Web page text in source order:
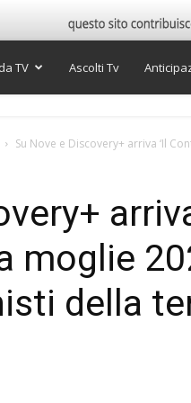
TV Ascolti Tv
Su Nove e Discovery+ arriva ‘Il
arriva
moglie
della